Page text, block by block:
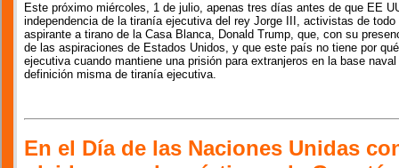
Este próximo miércoles, 1 de julio, apenas tres días antes de que EE
independencia de la tiranía ejecutiva del rey Jorge III, activistas de
aspirante a tirano de la Casa Blanca, Donald Trump, que, con su
de las aspiraciones de Estados Unidos, y que este país no tiene por
ejecutiva cuando mantiene una prisión para extranjeros en la base
definición misma de tiranía ejecutiva.
En el Día de las Naciones Unidas